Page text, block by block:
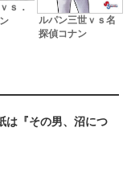
ｓ．
ルパン三世ｖｓ名
探偵コナン
は『その男、沼につ